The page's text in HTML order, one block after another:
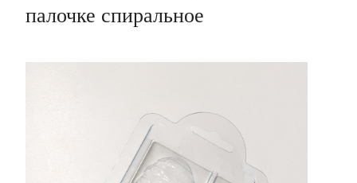
палочке спиральное